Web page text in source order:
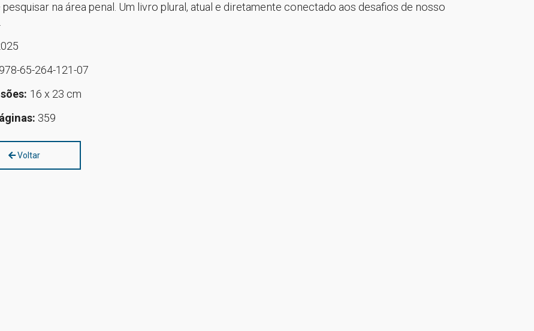
pesquisar na área penal. Um livro plural, atual e diretamente conectado aos desafios de nosso
978-65-264-121-07
16 x 23 cm
359
Voltar